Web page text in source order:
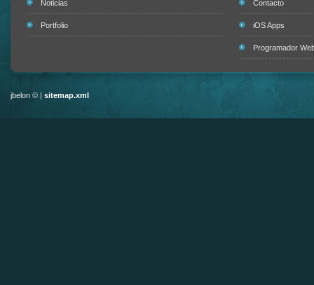
Noticias
Portfolio
Contacto
iOS Apps
Programador
jbelon © | sitemap.xml